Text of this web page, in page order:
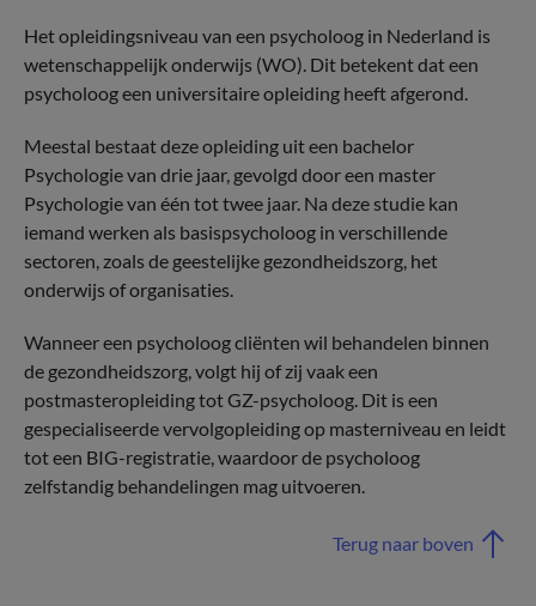
Het opleidingsniveau van een psycholoog in Nederland is
wetenschappelijk onderwijs (WO). Dit betekent dat een
psycholoog een universitaire opleiding heeft afgerond.
Meestal bestaat deze opleiding uit een bachelor
Psychologie van drie jaar, gevolgd door een master
Psychologie van één tot twee jaar. Na deze studie kan
iemand werken als basispsycholoog in verschillende
sectoren, zoals de geestelijke gezondheidszorg, het
onderwijs of organisaties.
Wanneer een psycholoog cliënten wil behandelen binnen
de gezondheidszorg, volgt hij of zij vaak een
postmasteropleiding tot GZ-psycholoog. Dit is een
gespecialiseerde vervolgopleiding op masterniveau en leidt
tot een BIG-registratie, waardoor de psycholoog
zelfstandig behandelingen mag uitvoeren.
Terug naar boven